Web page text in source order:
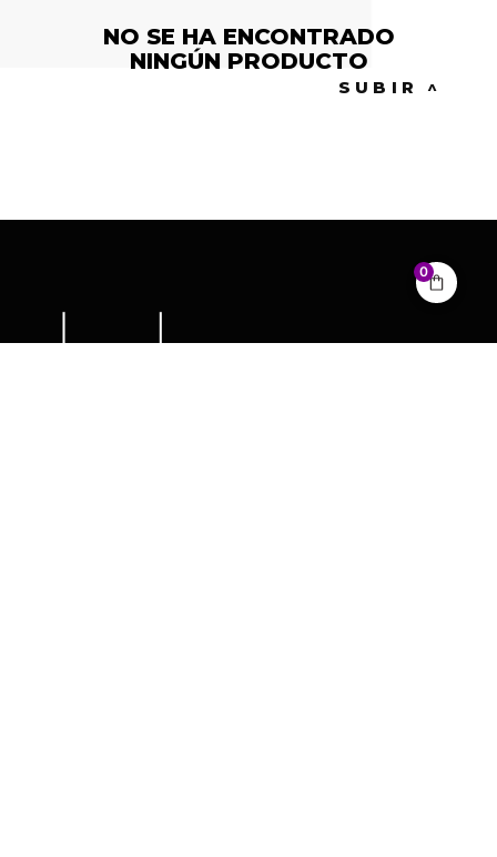
NO SE HA ENCONTRADO
NINGÚN PRODUCTO
SUBIR ^
0